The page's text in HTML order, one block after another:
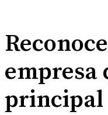
empresa
principal